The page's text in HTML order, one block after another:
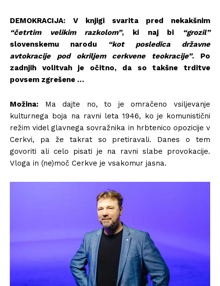
DEMOKRACIJA:
V knjigi svarita pred nekakšnim
“četrtim velikim razkolom”, ki naj bi
“grozil”
slovenskemu narodu
“kot posledica državne
avtokracije pod okriljem cerkvene teokracije”. Po
zadnjih volitvah je očitno, da so takšne trditve
povsem zgrešene …
Možina: Ma dajte no, to je omračeno vsiljevanje
kulturnega boja na ravni leta 1946, ko je komunistični
režim videl glavnega sovražnika in hrbtenico opozicije v
Cerkvi, pa že takrat so pretiravali. Danes o tem
govoriti ali celo pisati je na ravni slabe provokacije.
Vloga in (ne)moč Cerkve je vsakomur jasna.